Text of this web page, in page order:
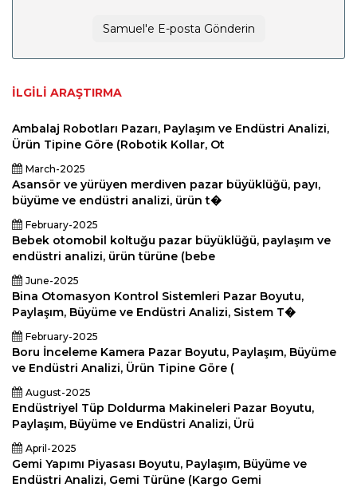
Samuel'e E-posta Gönderin
İLGILI ARAŞTIRMA
Ambalaj Robotları Pazarı, Paylaşım ve Endüstri Analizi,
Ürün Tipine Göre (Robotik Kollar, Ot
March-2025
Asansör ve yürüyen merdiven pazar büyüklüğü, payı,
büyüme ve endüstri analizi, ürün t�
February-2025
Bebek otomobil koltuğu pazar büyüklüğü, paylaşım ve
endüstri analizi, ürün türüne (bebe
June-2025
Bina Otomasyon Kontrol Sistemleri Pazar Boyutu,
Paylaşım, Büyüme ve Endüstri Analizi, Sistem T�
February-2025
Boru İnceleme Kamera Pazar Boyutu, Paylaşım, Büyüme
ve Endüstri Analizi, Ürün Tipine Göre (
August-2025
Endüstriyel Tüp Doldurma Makineleri Pazar Boyutu,
Paylaşım, Büyüme ve Endüstri Analizi, Ürü
April-2025
Gemi Yapımı Piyasası Boyutu, Paylaşım, Büyüme ve
Endüstri Analizi, Gemi Türüne (Kargo Gemi